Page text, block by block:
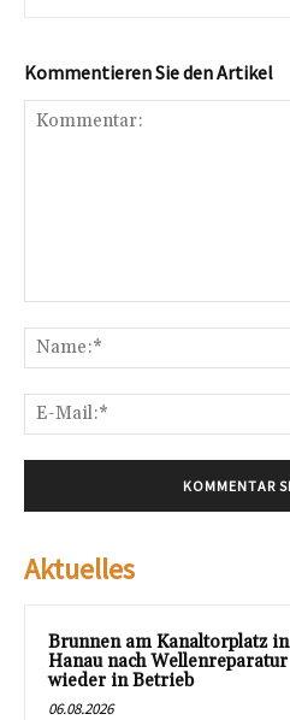
Kommentieren Sie den Artikel
Aktuelles
Brunnen am Kanaltorplatz in
Hanau nach Wellenreparatur
wieder in Betrieb
06.08.2026